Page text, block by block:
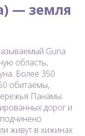
— земля
Guna
область,
Более 350
обитаемы,
Панамы.
дорог и
живут в хижинах